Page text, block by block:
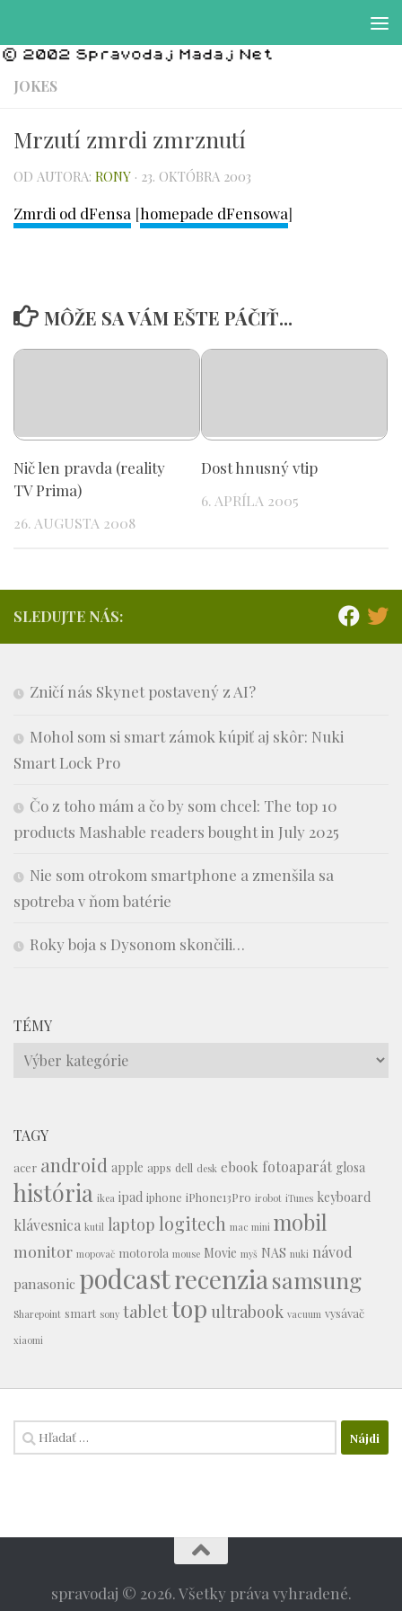
JOKES
Mrzutí zmrdi zmrznutí
OD AUTORA: RONY · 23. OKTÓBRA 2003
Zmrdi od dFensa [homepade dFensowa]
MÔŽE SA VÁM EŠTE PÁČIŤ...
Nič len pravda (reality
TV Prima)
26. AUGUSTA 2008
Dost hnusný vtip
6. APRÍLA 2005
SLEDUJTE NÁS:
Zničí nás Skynet postavený z AI?
Mohol som si smart zámok kúpiť aj skôr: Nuki
Smart Lock Pro
Čo z toho mám a čo by som chcel: The top 10
products Mashable readers bought in July 2025
Nie som otrokom smartphone a zmenšila sa
spotreba v ňom batérie
Roky boja s Dysonom skončili…
TÉMY
Témy
TAGY
acer android apple apps dell desk ebook fotoaparát glosa
história ikea ipad iphone iPhone13Pro irobot iTunes keyboard
klávesnica kutil laptop logitech mac mini mobil
monitor mopovač motorola mouse Movie myš NAS nuki návod
panasonic podcastrecenziasamsung
Sharepoint smart sony tablettop ultrabook vacuum vysávač
xiaomi
Hľadať:
spravodaj © 2026. Všetky práva vyhradené.